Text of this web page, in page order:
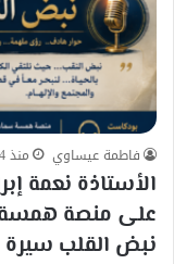
فاطمة عيساوي منذ 4 أيام
الأستاذة نعمة
على منصة همسة
نبض القلب سيرة